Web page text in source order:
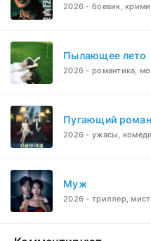
2026 - боевик,
Пылающее лето
2026 - романтика,
Пугающий роман
2026 - ужасы,
Муж
2026 - триллер,